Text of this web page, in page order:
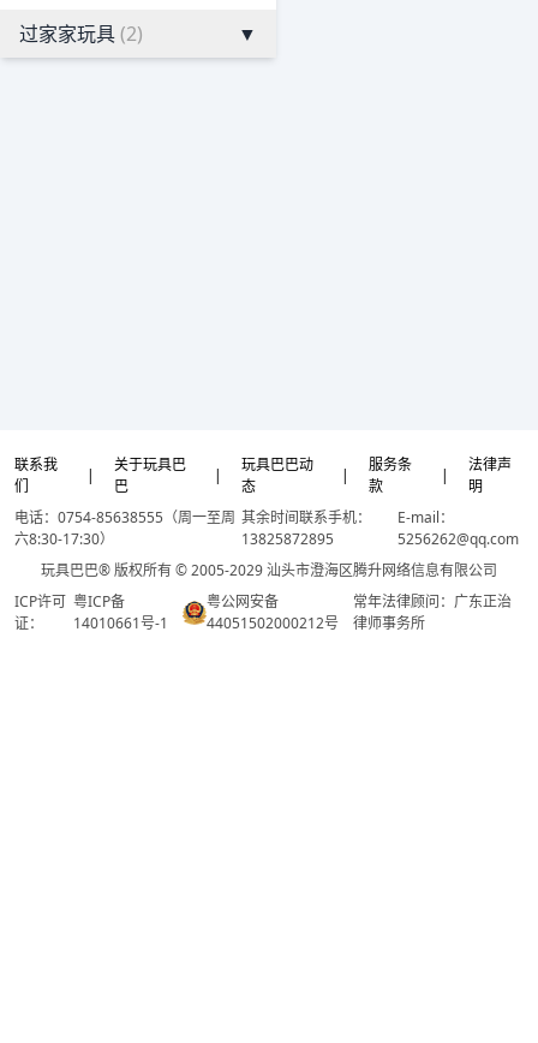
过家家玩具(2) ▼
联系我
们
|
关于玩具巴
巴
|
玩具巴巴动
态
|
服务条
款
|
法律声
明
电话：0754-85638555（周一至周
六8:30-17:30）
其余时间联系手机：
13825872895
E-mail：
5256262@qq.com
玩具巴巴® 版权所有 © 2005-2029 汕头市澄海区腾升网络信息有限公司
ICP许可
证：
粤ICP备
14010661号-1
粤公网安备
44051502000212号
常年法律顾问：广东正治
律师事务所